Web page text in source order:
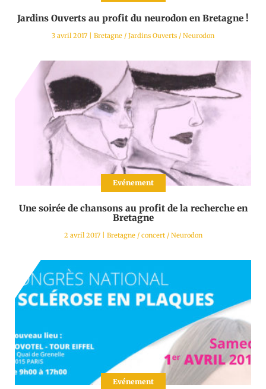
Jardins Ouverts au profit du neurodon en Bretagne !
3 avril 2017 Bretagne / Jardins Ouverts / Neurodon
Evénement
Une soirée de chansons au profit de la recherche en
Bretagne
2 avril 2017| Bretagne/ concert/ Neurodon
Evénement